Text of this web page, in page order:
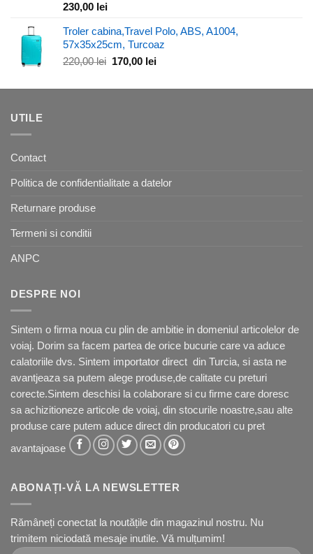
230,00 lei
Troler cabina,Travel Polo, ABS, A1004,
57x35x25cm, Turcoaz
220,00lei Prețul
a
170,00 leiPrețul
este:
UTILE
Contact
Politica de confidentialitate a datelor
Returnare produse
Termeni si conditii
ANPC
DESPRE NOI
Sintem o firma noua cu plin de ambitie in domeniul articolelor de
voiaj. Dorim sa facem partea de orice bucurie care va aduce
calatoriile dvs. Sintem importator direct din Turcia, si asta ne
avantjeaza sa putem alege produse,de calitate cu preturi
corecte.Sintem deschisi la colaborare si cu firme care doresc
sa achizitioneze articole de voiaj, din stocurile noastre,sau alte
produse care putem aduce direct din producatori cu pret
avantajoase
ABONAȚI-VĂ LA NEWSLETTER
Rămâneți conectat la noutățile din magazinul nostru. Nu
trimitem niciodată mesaje inutile. Vă mulțumim!